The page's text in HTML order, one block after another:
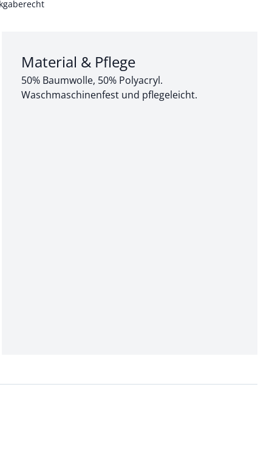
Abschnitt 3 von 3:
Material & Pflege
50% Baumwolle, 50% Polyacryl.
Waschmaschinenfest und pflegeleicht.